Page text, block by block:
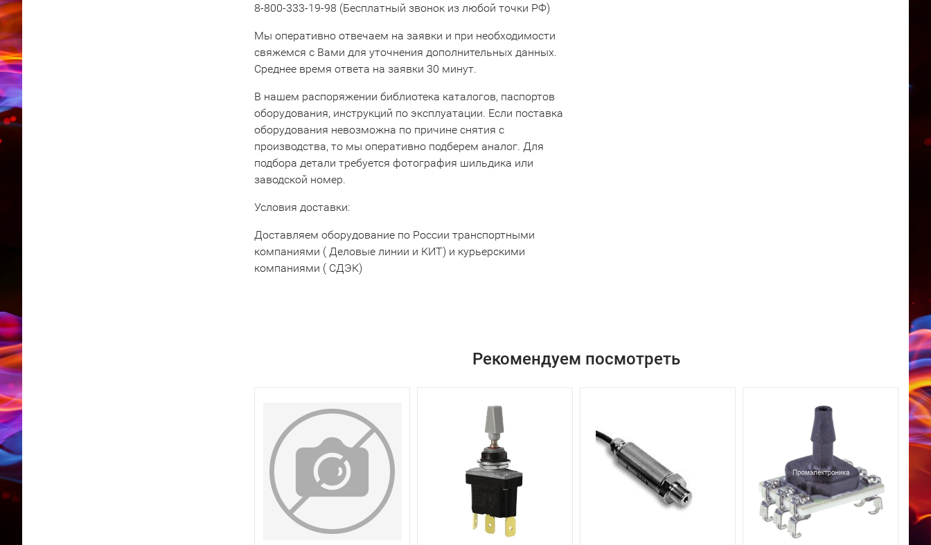
8-800-333-19-98 (Бесплатный звонок из любой точки РФ)
Мы оперативно отвечаем на заявки и при необходимости
свяжемся с Вами для уточнения дополнительных данных.
Среднее время ответа на заявки 30 минут.
В нашем распоряжении библиотека каталогов, паспортов
оборудования, инструкций по эксплуатации. Если поставка
оборудования невозможна по причине снятия с
производства, то мы оперативно подберем аналог. Для
подбора детали требуется фотография шильдика или
заводской номер.
Условия доставки:
Доставляем оборудование по России транспортными
компаниями ( Деловые линии и КИТ) и курьерскими
компаниями ( СДЭК)
Рекомендуем посмотреть